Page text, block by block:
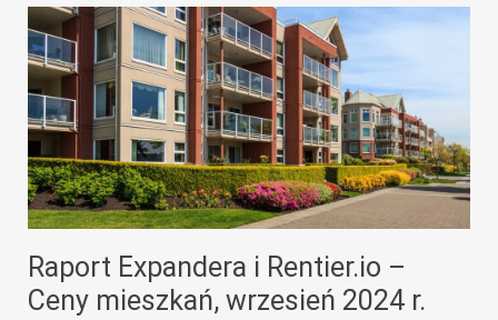
Raport Expandera i Rentier.io –
Ceny mieszkań, wrzesień 2024 r.